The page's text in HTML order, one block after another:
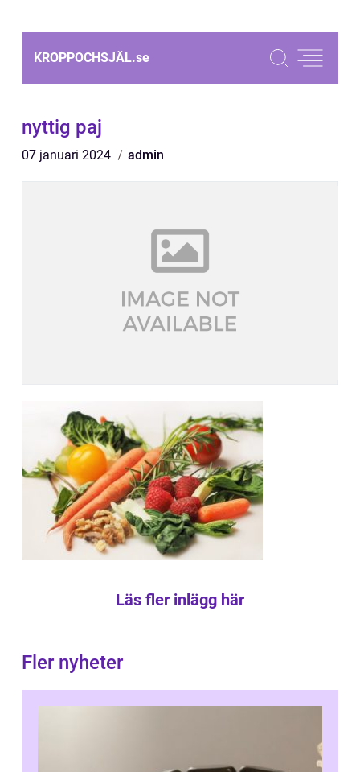
KROPPOCHSJÄL.se
nyttig paj
07 januari 2024 admin
Läs fler inlägg här
Fler nyheter